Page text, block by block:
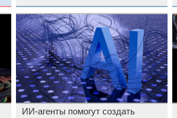
ИИ-агенты помогут создать